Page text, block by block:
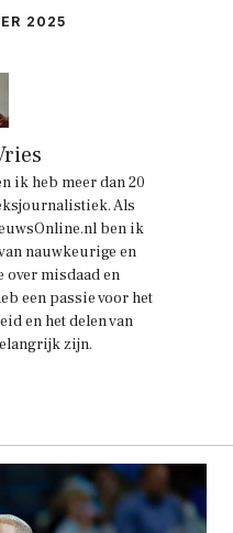
2025
ik heb meer dan 20
Als
ben ik
nauwkeurige en
misdaad en
een passie voor het
en het delen van
zijn.